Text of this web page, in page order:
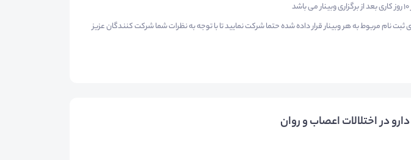
نام مربوط به هر وبینار قرار داده شده حتما شرکت نمایید تا با توجه به نظرات شما شرکت کنندگان عزیز
در اختلالات اعصاب و روان